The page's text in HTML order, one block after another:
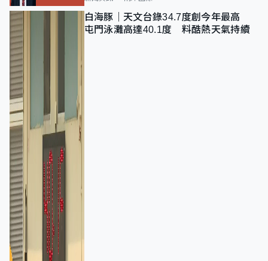
白海豚｜天文台錄34.7度創今年最高
屯門泳灘高達40.1度 料酷熱天氣持續